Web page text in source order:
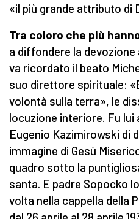
«il più grande attributo di
Tra coloro che più
a diffondere la devozione
va ricordato il beato
suo direttore spirituale:
volontà sulla terra», le
locuzione interiore. Fu lui
Eugenio Kazimirowski di
immagine di Gesù
quadro sotto la
santa. E padre Sopocko
volta nella cappella della